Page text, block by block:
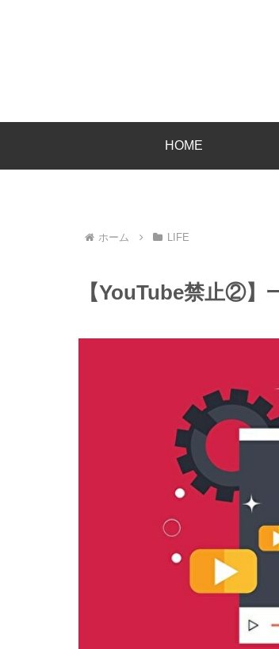
HOME
ホーム LIFE
【YouTube禁止②】